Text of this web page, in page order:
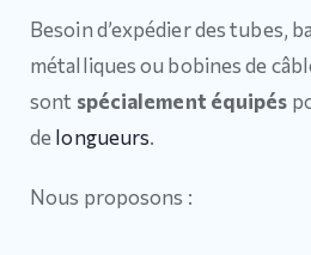
Besoin d’expédier des tubes,
métalliques ou bobines de
sont spécialement équipés
delongueurs.
Nous proposons :